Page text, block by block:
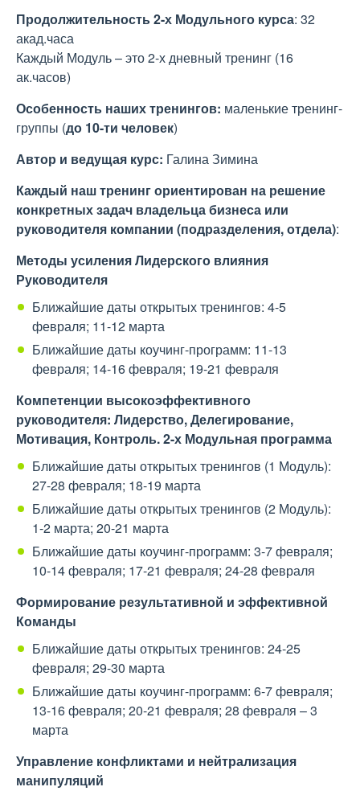
Продолжительность2-х Модульного курса: 32
акад.часа
Каждый Модуль – это 2-х дневный тренинг (16
ак.часов)
Особенность наших тренингов: маленькие тренинг-
группы (до 10-ти человек)
Автор и ведущая курс: Галина Зимина
Каждый наш тренинг ориентирован на решение
конкретных задач владельца бизнеса или
руководителя компании (подразделения, отдела):
Методы усиления Лидерского влияния
Руководителя
Ближайшие даты открытых тренингов: 4-5
февраля; 11-12 марта
Ближайшие даты коучинг-программ: 11-13
февраля; 14-16 февраля; 19-21 февраля
Компетенции высокоэффективного
руководителя: Лидерство, Делегирование,
Мотивация, Контроль. 2-х Модульная программа
Ближайшие даты открытых тренингов (1 Модуль):
27-28 февраля; 18-19 марта
Ближайшие даты открытых тренингов (2 Модуль):
1-2 марта; 20-21 марта
Ближайшие даты коучинг-программ: 3-7 февраля;
10-14 февраля; 17-21 февраля; 24-28 февраля
Формирование результативной и эффективной
Команды
Ближайшие даты открытых тренингов: 24-25
февраля; 29-30 марта
Ближайшие даты коучинг-программ: 6-7 февраля;
13-16 февраля; 20-21 февраля; 28 февраля – 3
марта
Управление конфликтами и нейтрализация
манипуляций